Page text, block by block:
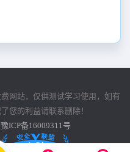
网站，仅供测试学习使用，如有
您的利益请联系删除！
豫ICP备16009311号